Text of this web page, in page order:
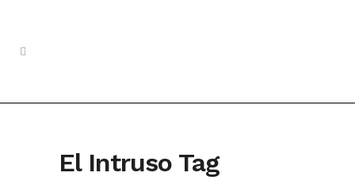
El Intruso Tag